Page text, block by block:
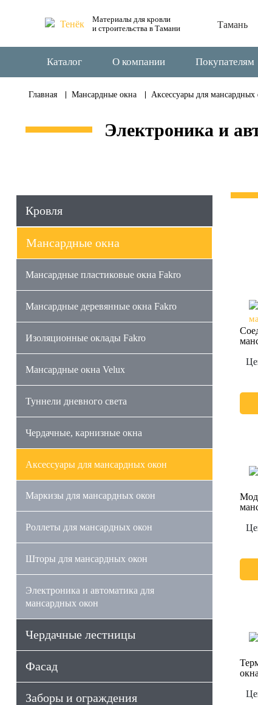
Материалы для кровли
и строительства в Тамани
Тамань
Каталог О компании Покупателям
Главная Мансардные окна Аксессуары для мансардных
Электроника и
Кровля
Мансардные окна
Мансардные пластиковые окна Fakro
Мансардные деревянные окна Fakro
Изоляционные оклады Fakro
Мансардные окна Velux
Туннели дневного света
Чердачные, карнизные окна
Аксессуары для мансардных окон
Маркизы для мансардных окон
Роллеты для мансардных окон
Шторы для мансардных окон
Электроника и автоматика для
мансардных окон
Чердачные лестницы
Фасад
Заборы и ограждения
окна